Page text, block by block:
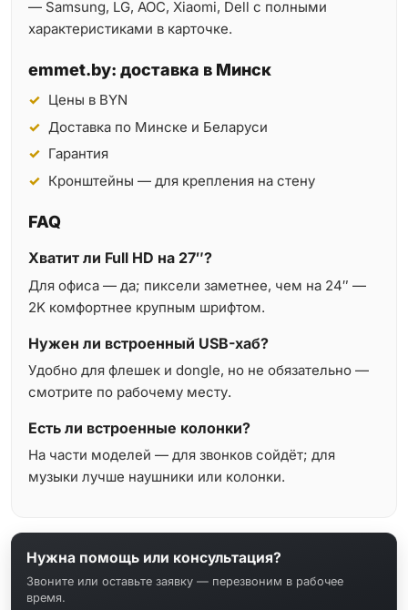
— Samsung, LG, AOC, Xiaomi, Dell с полными
характеристиками в карточке.
emmet.by: доставка в Минск
Цены в BYN
Доставка по Минске и Беларуси
Гарантия
Кронштейны — для крепления на стену
FAQ
Хватит ли Full HD на 27″?
Для офиса — да; пиксели заметнее, чем на 24″ —
2K комфортнее крупным шрифтом.
Нужен ли встроенный USB-хаб?
Удобно для флешек и dongle, но не обязательно —
смотрите по рабочему месту.
Есть ли встроенные колонки?
На части моделей — для звонков сойдёт; для
музыки лучше наушники или колонки.
Нужна помощь или консультация?
Звоните или оставьте заявку — перезвоним в рабочее
время.